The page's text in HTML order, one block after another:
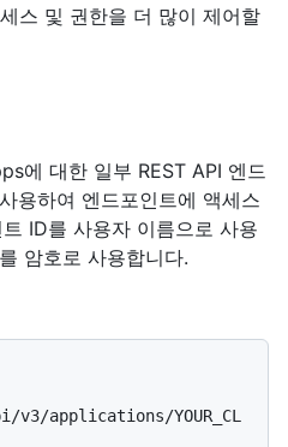
스 및 권한을 더 많이 제어할
에 대한 일부 REST API 엔드
용하여 엔드포인트에 액세스
ID를 사용자 이름으로 사용
암호로 사용합니다.
v3/applications/YOUR_CL